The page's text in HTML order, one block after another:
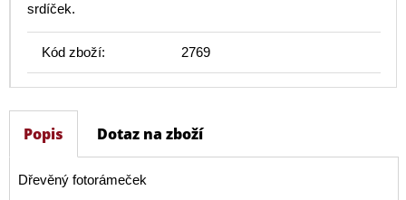
srdíček.
Kód zboží: 2769
Popis Dotaz na zboží
Dřevěný fotorámeček